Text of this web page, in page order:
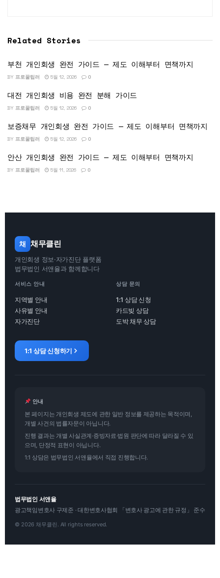
Related Stories
부천 개인회생 완전 가이드 — 제도 이해부터 면책까지
BY 프로꿀팁러 5월 12, 2026 0
대전 개인회생 비용 완전 분해 가이드
BY 프로꿀팁러 5월 12, 2026 0
보증채무 개인회생 완전 가이드 — 제도 이해부터 면책까지
BY 프로꿀팁러 5월 12, 2026 0
안산 개인회생 완전 가이드 — 제도 이해부터 면책까지
BY 프로꿀팁러 5월 11, 2026 0
채 채무클린
개인회생 정보·자가진단 플랫폼
법무법인 서앤율과 함께합니다
서비스 안내
지역별 안내
사유별 안내
자가진단
상담 문의
1:1 상담 신청
카드빚 상담
도박 채무 상담
1:1 상담 신청하기
안내
본 페이지는 개인회생 제도에 관한 일반 정보를 제공하는 목적이며,
개별 사건의 법률자문이 아닙니다.
진행 결과는 개별 사실관계·증빙자료·법원 판단에 따라 달라질 수 있
으며, 단정적 표현이 아닙니다.
1:1 상담은 법무법인 서앤율에서 직접 진행합니다.
법무법인 서앤율
광고책임변호사 구제준 · 대한변호사협회 「변호사 광고에 관한 규정」 준수
© 2026 채무클린. All rights reserved.